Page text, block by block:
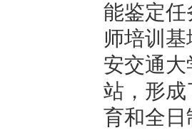
能鉴定
师培训
安交通
站，形
育和全